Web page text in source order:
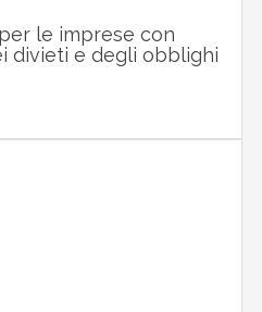
le imprese con
divieti e degli obblighi